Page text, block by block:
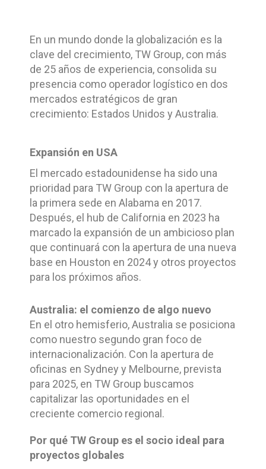
En un mundo donde la globalización es la
clave del crecimiento, TW Group, con más
de 25 años de experiencia, consolida su
presencia como operador logístico en dos
mercados estratégicos de gran
crecimiento: Estados Unidos y Australia.
Expansión en USA
El mercado estadounidense ha sido una
prioridad para TW Group con la apertura de
la primera sede en Alabama en 2017.
Después, el hub de California en 2023 ha
marcado la expansión de un ambicioso plan
que continuará con la apertura de una nueva
base en Houston en 2024 y otros proyectos
para los próximos años.
Australia: el comienzo de algo nuevo
En el otro hemisferio, Australia se posiciona
como nuestro segundo gran foco de
internacionalización. Con la apertura de
oficinas en Sydney y Melbourne, prevista
para 2025, en TW Group buscamos
capitalizar las oportunidades en el
creciente comercio regional.
Por qué TW Group es el socio ideal para
proyectos globales